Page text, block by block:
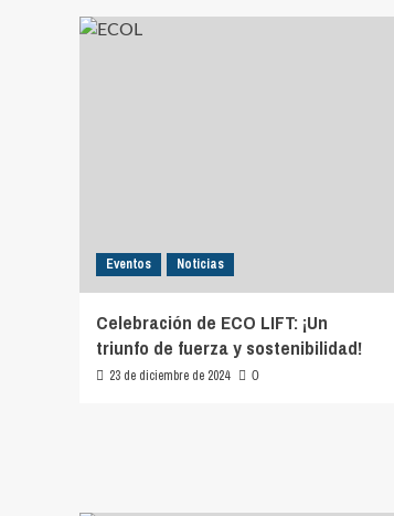
Eventos Noticias
Celebración de ECO LIFT: ¡Un
triunfo de fuerza y sostenibilidad!
23 de diciembre de 2024 0